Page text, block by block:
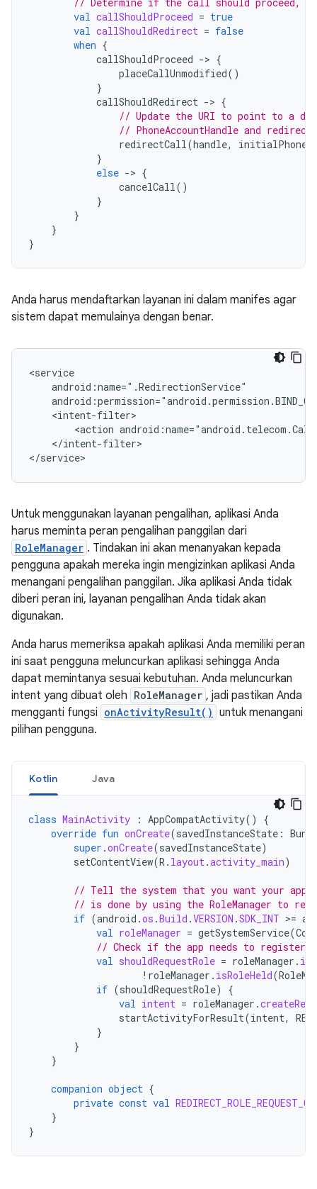
val callShouldProceed = true
val callShouldRedirect = false
when {
callShouldProceed -> {
placeCallUnmodified()
}
callShouldRedirect -> {
// Update the URI to point to a
// PhoneAccountHandle and redirect.
redirectCall(handle,
}
else -> {
cancelCall()
}
}
}
}
Anda harus mendaftarkan layanan ini dalam manifes agar
sistem dapat memulainya dengan benar.
<action
</intent-filter>
Untuk menggunakan layanan pengalihan, aplikasi Anda
harus meminta peran pengalihan panggilan dari
RoleManager . Tindakan ini akan menanyakan kepada
pengguna apakah mereka ingin mengizinkan aplikasi Anda
menangani pengalihan panggilan. Jika aplikasi Anda tidak
diberi peran ini, layanan pengalihan Anda tidak akan
digunakan.
Anda harus memeriksa apakah aplikasi Anda memiliki peran
ini saat pengguna meluncurkan aplikasi sehingga Anda
dapat memintanya sesuai kebutuhan. Anda meluncurkan
intent yang dibuat oleh RoleManager , jadi pastikan Anda
mengganti fungsi onActivityResult() untuk menangani
pilihan pengguna.
Kotlin Java
class MainActivity : AppCompatActivity()
{
override fun onCreate(savedInstanceState :
super .onCreate(savedInstanceState)
setContentView(R . layout.activity_main)
// Tell the system that you want your
// is done by using the RoleManager to
if (android .os .Build .VERSION .SDK_INT >=
val roleManager = getSystemService(
// Check if the app needs to
val shouldRequestRole = roleManager .
! roleManager . isRoleHeld(
if (shouldRequestRole)
{
val intent = roleManager .
startActivityForResult(intent,
}
}
}
companion object {
private const val
}
}